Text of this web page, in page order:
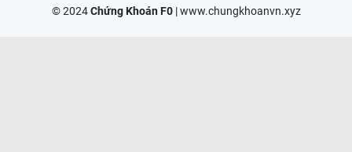
© 2024Chứng Khoán F0|www.chungkhoanvn.xyz